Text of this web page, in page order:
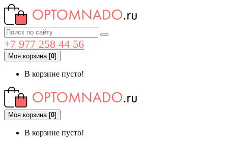
+7 977 258 44 56
Моя корзина[0]
В корзине пусто!
Моя корзина[0]
В корзине пусто!